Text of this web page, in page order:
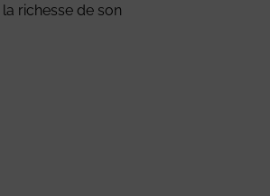
richesse de son